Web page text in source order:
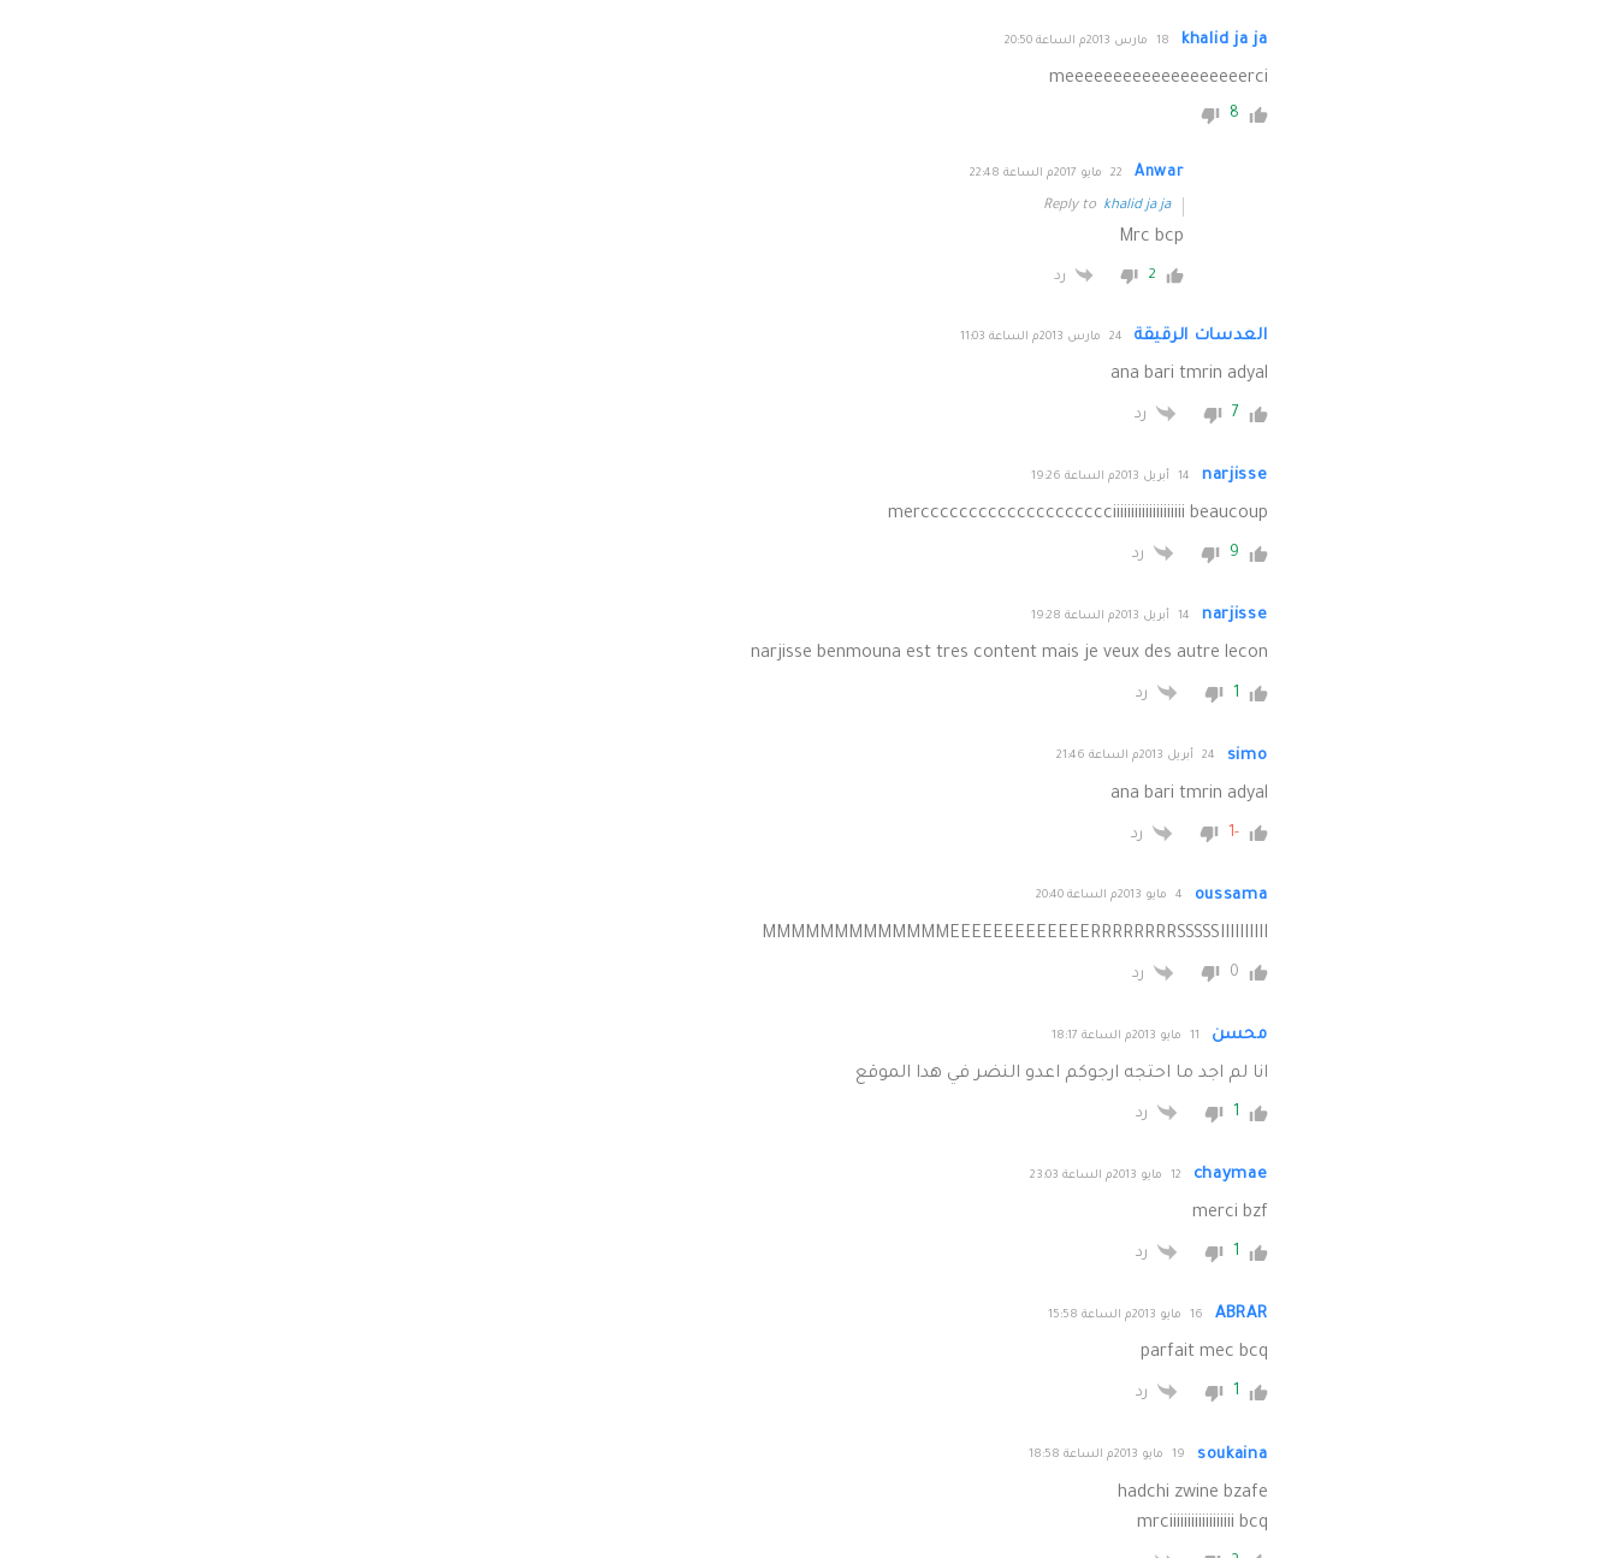
khalid ja ja 18 مارس 2013م الساعة 20:50
meeeeeeeeeeeeeeeeeeerci
8
Anwar 22 مايو 2017م الساعة 22:48
Reply to khalid ja ja
Mrc bcp
2 رد
العدسات الرقيقة 24 مارس 2013م الساعة 11:03
ana bari tmrin adyal
7 رد
narjisse 14 أبريل 2013م الساعة 19:26
mercccccccccccccccccccciiiiiiiiiiiiiiiiiiii beaucoup
9 رد
narjisse 14 أبريل 2013م الساعة 19:28
narjisse benmouna est tres content mais je veux des autre lecon
1 رد
simo 24 أبريل 2013م الساعة 21:46
ana bari tmrin adyal
-1 رد
oussama 4 مايو 2013م الساعة 20:40
MMMMMMMMMMMMMEEEEEEEEEEEEERRRRRRRRSSSSSIIIIIIIIII
0 رد
محسن 11 مايو 2013م الساعة 18:17
انا لم اجد ما احتجه ارجوكم اعدو النضر في هدا الموقع
1 رد
chaymae 12 مايو 2013م الساعة 23:03
merci bzf
1 رد
ABRAR 16 مايو 2013م الساعة 15:58
parfait mec bcq
1 رد
soukaina 19 مايو 2013م الساعة 18:58
hadchi zwine bzafe
mrciiiiiiiiiiiiiiiiii bcq